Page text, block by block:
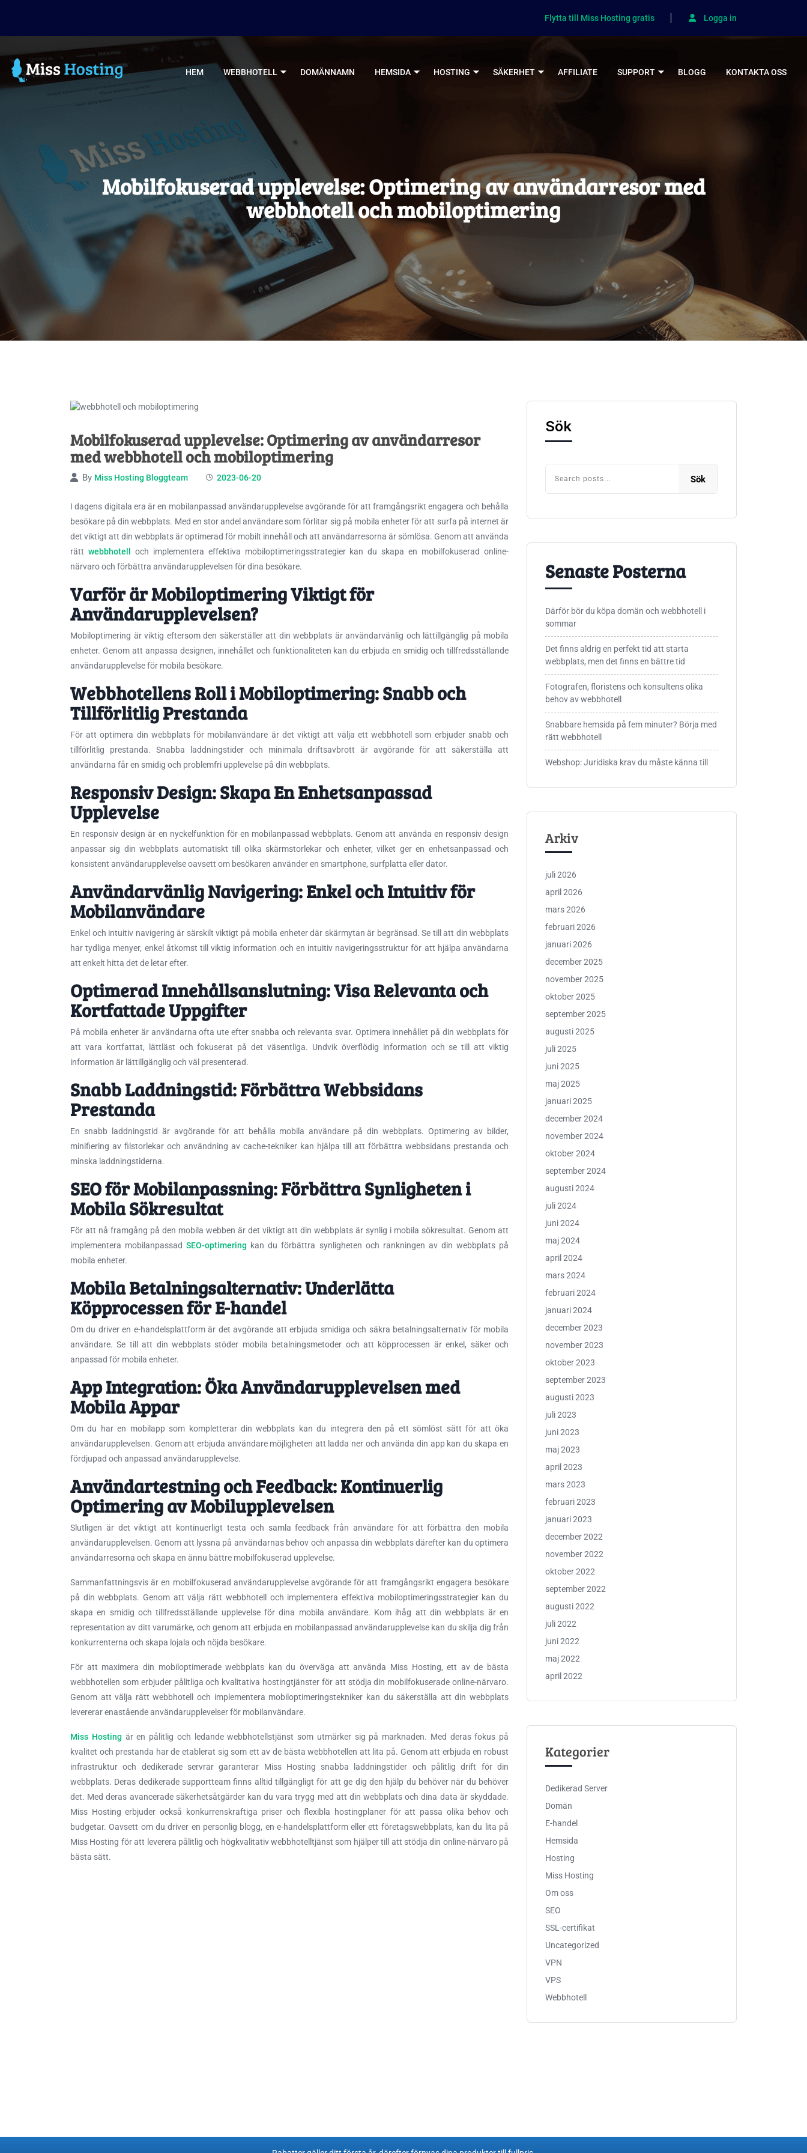
Flytta till Miss Hosting gratis Logga in
HEM WEBBHOTELL DOMÄNNAMN HEMSIDA HOSTING SÄKERHET AFFILIATE SUPPORT BLOGG KONTAKTA OSS
Mobilfokuserad upplevelse: Optimering av användarresor med
webbhotell och mobiloptimering
Mobilfokuserad upplevelse: Optimering av användarresor
med webbhotell och mobiloptimering
By Miss Hosting Bloggteam 2023-06-20
I dagens digitala era är en mobilanpassad användarupplevelse avgörande för att framgångsrikt engagera och behålla
besökare på din webbplats. Med en stor andel användare som förlitar sig på mobila enheter för att surfa på internet är
det viktigt att din webbplats är optimerad för mobilt innehåll och att användarresorna är sömlösa. Genom att använda
rätt webbhotell
och implementera effektiva mobiloptimeringsstrategier kan du skapa en mobilfokuserad online-
närvaro och förbättra användarupplevelsen för dina besökare.
Varför är Mobiloptimering Viktigt för
Användarupplevelsen?
Mobiloptimering är viktig eftersom den säkerställer att din webbplats är användarvänlig och lättillgänglig på mobila
enheter. Genom att anpassa designen, innehållet och funktionaliteten kan du erbjuda en smidig och tillfredsställande
användarupplevelse för mobila besökare.
Webbhotellens Roll i Mobiloptimering: Snabb och
Tillförlitlig Prestanda
För att optimera din webbplats för mobilanvändare är det viktigt att välja ett webbhotell som erbjuder snabb och
tillförlitlig prestanda. Snabba laddningstider och minimala driftsavbrott är avgörande för att säkerställa att
användarna får en smidig och problemfri upplevelse på din webbplats.
Responsiv Design: Skapa En Enhetsanpassad
Upplevelse
En responsiv design är en nyckelfunktion för en mobilanpassad webbplats. Genom att använda en responsiv design
anpassar sig din webbplats automatiskt till olika skärmstorlekar och enheter, vilket ger en enhetsanpassad och
konsistent användarupplevelse oavsett om besökaren använder en smartphone, surfplatta eller dator.
Användarvänlig Navigering: Enkel och Intuitiv för
Mobilanvändare
Enkel och intuitiv navigering är särskilt viktigt på mobila enheter där skärmytan är begränsad. Se till att din webbplats
har tydliga menyer, enkel åtkomst till viktig information och en intuitiv navigeringsstruktur för att hjälpa användarna
att enkelt hitta det de letar efter.
Optimerad Innehållsanslutning: Visa Relevanta och
Kortfattade Uppgifter
På mobila enheter är användarna ofta ute efter snabba och relevanta svar. Optimera innehållet på din webbplats för
att vara kortfattat, lättläst och fokuserat på det väsentliga. Undvik överflödig information och se till att viktig
information är lättillgänglig och väl presenterad.
Snabb Laddningstid: Förbättra Webbsidans
Prestanda
En snabb laddningstid är avgörande för att behålla mobila användare på din webbplats. Optimering av bilder,
minifiering av filstorlekar och användning av cache-tekniker kan hjälpa till att förbättra webbsidans prestanda och
minska laddningstiderna.
SEO för Mobilanpassning: Förbättra Synligheten i
Mobila Sökresultat
För att nå framgång på den mobila webben är det viktigt att din webbplats är synlig i mobila sökresultat. Genom att
implementera mobilanpassadSEO-optimering kan du förbättra synligheten och rankningen av din webbplats på
mobila enheter.
Mobila Betalningsalternativ: Underlätta
Köpprocessen för E-handel
Om du driver en e-handelsplattform är det avgörande att erbjuda smidiga och säkra betalningsalternativ för mobila
användare. Se till att din webbplats stöder mobila betalningsmetoder och att köpprocessen är enkel, säker och
anpassad för mobila enheter.
App Integration: Öka Användarupplevelsen med
Mobila Appar
Om du har en mobilapp som kompletterar din webbplats kan du integrera den på ett sömlöst sätt för att öka
användarupplevelsen. Genom att erbjuda användare möjligheten att ladda ner och använda din app kan du skapa en
fördjupad och anpassad användarupplevelse.
Användartestning och Feedback: Kontinuerlig
Optimering av Mobilupplevelsen
Slutligen är det viktigt att kontinuerligt testa och samla feedback från användare för att förbättra den mobila
användarupplevelsen. Genom att lyssna på användarnas behov och anpassa din webbplats därefter kan du optimera
användarresorna och skapa en ännu bättre mobilfokuserad upplevelse.
Sammanfattningsvis är en mobilfokuserad användarupplevelse avgörande för att framgångsrikt engagera besökare
på din webbplats. Genom att välja rätt webbhotell och implementera effektiva mobiloptimeringsstrategier kan du
skapa en smidig och tillfredsställande upplevelse för dina mobila användare. Kom ihåg att din webbplats är en
representation av ditt varumärke, och genom att erbjuda en mobilanpassad användarupplevelse kan du skilja dig från
konkurrenterna och skapa lojala och nöjda besökare.
För att maximera din mobiloptimerade webbplats kan du överväga att använda Miss Hosting, ett av de bästa
webbhotellen som erbjuder pålitliga och kvalitativa hostingtjänster för att stödja din mobilfokuserade online-närvaro.
Genom att välja rätt webbhotell och implementera mobiloptimeringstekniker kan du säkerställa att din webbplats
levererar enastående användarupplevelser för mobilanvändare.
Miss Hosting är en pålitlig och ledande webbhotellstjänst som utmärker sig på marknaden. Med deras fokus på
kvalitet och prestanda har de etablerat sig som ett av de bästa webbhotellen att lita på. Genom att erbjuda en robust
infrastruktur och dedikerade servrar garanterar Miss Hosting snabba laddningstider och pålitlig drift för din
webbplats. Deras dedikerade supportteam finns alltid tillgängligt för att ge dig den hjälp du behöver när du behöver
det. Med deras avancerade säkerhetsåtgärder kan du vara trygg med att din webbplats och dina data är skyddade.
Miss Hosting erbjuder också konkurrenskraftiga priser och flexibla hostingplaner för att passa olika behov och
budgetar. Oavsett om du driver en personlig blogg, en e-handelsplattform eller ett företagswebbplats, kan du lita på
Miss Hosting för att leverera pålitlig och högkvalitativ webbhotelltjänst som hjälper till att stödja din online-närvaro på
bästa sätt.
Sök
Sök
Senaste Posterna
Därför bör du köpa domän och webbhotell i
sommar
Det finns aldrig en perfekt tid att starta
webbplats, men det finns en bättre tid
Fotografen, floristens och konsultens olika
behov av webbhotell
Snabbare hemsida på fem minuter? Börja med
rätt webbhotell
Webshop: Juridiska krav du måste känna till
Arkiv
juli 2026
april 2026
mars 2026
februari 2026
januari 2026
december 2025
november 2025
oktober 2025
september 2025
augusti 2025
juli 2025
juni 2025
maj 2025
januari 2025
december 2024
november 2024
oktober 2024
september 2024
augusti 2024
juli 2024
juni 2024
maj 2024
april 2024
mars 2024
februari 2024
januari 2024
december 2023
november 2023
oktober 2023
september 2023
augusti 2023
juli 2023
juni 2023
maj 2023
april 2023
mars 2023
februari 2023
januari 2023
december 2022
november 2022
oktober 2022
september 2022
augusti 2022
juli 2022
juni 2022
maj 2022
april 2022
Kategorier
Dedikerad Server
Domän
E-handel
Hemsida
Hosting
Miss Hosting
Om oss
SEO
SSL-certifikat
Uncategorized
VPN
VPS
Webbhotell